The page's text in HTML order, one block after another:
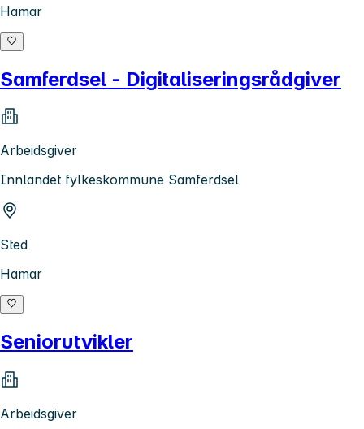
Hamar
Samferdsel - Digitaliseringsrådgiver
Arbeidsgiver
Innlandet fylkeskommune Samferdsel
Sted
Hamar
Seniorutvikler
Arbeidsgiver